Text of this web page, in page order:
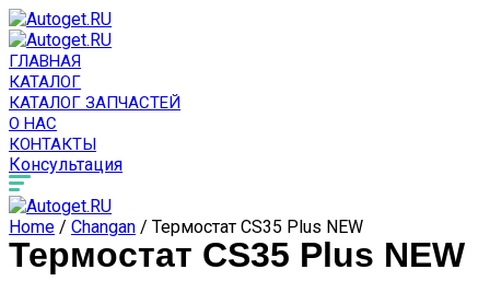
ГЛАВНАЯ
КАТАЛОГ
КАТАЛОГ ЗАПЧАСТЕЙ
О НАС
КОНТАКТЫ
Консультация
Home / Changan / Термостат CS35 Plus NEW
Термостат CS35 Plus NEW